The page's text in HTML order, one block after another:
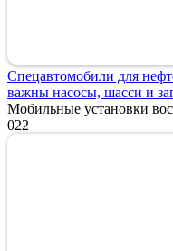
Спецавтомобили для
важны насосы, шасси и
Мобильные установки
022